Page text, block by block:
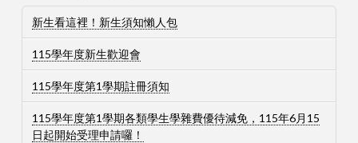
新生看這裡！新生須知懶人包
115學年度新生歡迎會
115學年度第1學期註冊須知
115學年度第1學期各類學生學雜費優待減免，115年6月15
日起開始受理申請囉！